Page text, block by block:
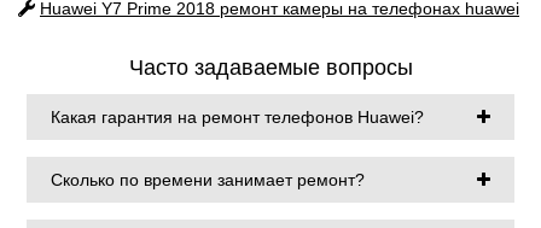
Huawei Y7 Prime 2018 ремонт камеры на телефонах huawei
Часто задаваемые вопросы
Какая гарантия на ремонт телефонов Huawei?
Сколько по времени занимает ремонт?